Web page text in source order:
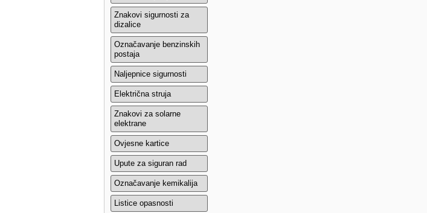
Znakovi sigurnosti za
dizalice
Označavanje benzinskih
postaja
Naljepnice sigurnosti
Električna struja
Znakovi za solarne
elektrane
Ovjesne kartice
Upute za siguran rad
Označavanje kemikalija
Listice opasnosti